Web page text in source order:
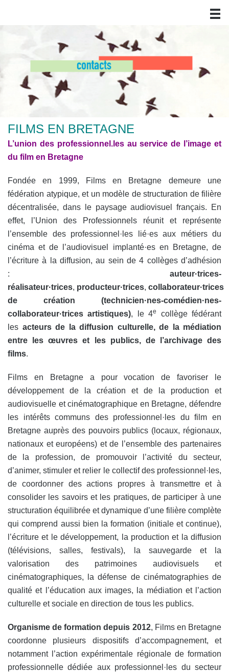
FILMS EN BRETAGNE
L’union des professionnel.les au service de l’image et
du film en Bretagne
Fondée en 1999, Films en Bretagne demeure une
fédération atypique, et un modèle de structuration de filière
décentralisée, dans le paysage audiovisuel français. En
effet, l’Union des Professionnels réunit et représente
l’ensemble des professionnel·les lié·es aux métiers du
cinéma et de l’audiovisuel implanté·es en Bretagne, de
l’écriture à la diffusion, au sein de 4 collèges d’adhésion
: auteur·trices-
réalisateur·trices, producteur·trices, collaborateur·trices
de création (technicien·nes-comédien·nes-
collaborateur·trices artistiques), le 4e
collège fédérant
les acteurs de la diffusion culturelle, de la médiation
entre les œuvres et les publics, de l’archivage des
films.
Films en Bretagne a pour vocation de favoriser le
développement de la création et de la production et
audiovisuelle et cinématographique en Bretagne, défendre
les intérêts communs des professionnel·les du film en
Bretagne auprès des pouvoirs publics (locaux, régionaux,
nationaux et européens) et de l’ensemble des partenaires
de la profession, de promouvoir l’activité du secteur,
d’animer, stimuler et relier le collectif des professionnel·les,
de coordonner des actions propres à transmettre et à
consolider les savoirs et les pratiques, de participer à une
structuration équilibrée et dynamique d’une filière complète
qui comprend aussi bien la formation (initiale et continue),
l’écriture et le développement, la production et la diffusion
(télévisions, salles, festivals), la sauvegarde et la
valorisation des patrimoines audiovisuels et
cinématographiques, la défense de cinématographies de
qualité et l’éducation aux images, la médiation et l’action
culturelle et sociale en direction de tous les publics.
Organisme de formation depuis 2012, Films en Bretagne
coordonne plusieurs dispositifs d’accompagnement, et
notamment l’action expérimentale régionale de formation
professionnelle dédiée aux professionnel·les du secteur